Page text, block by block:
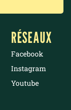
RÉSEAUX
Facebook
Instagram
Youtube